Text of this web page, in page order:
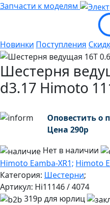
Запчасти к моделям
Новинки Поступления
Шестерня
d3.17 Himoto
Оповестить о
Цена 290р
Нет в наличии
Himoto Eamba-XR1; Himoto
Категория: Шестерни;
Артикул: Hi11146 / 4074
319р для юрлиц